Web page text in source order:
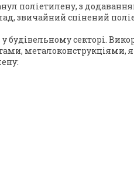
поліетилену, з
звичайний спінений
будівельному секторі.
металоконструкціями,